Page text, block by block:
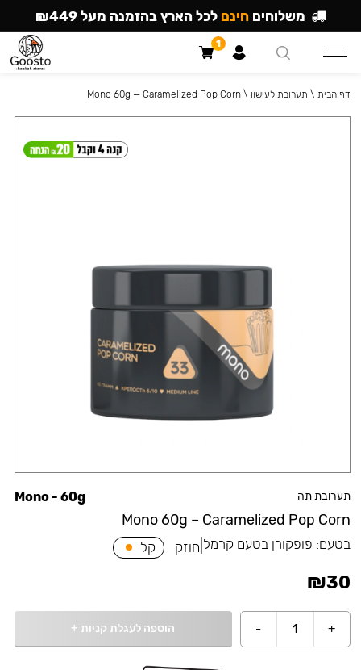
תערובת תה
Mono 60g – Caramelized Pop Corn
Mono - 60g
בטעם: פופקורן בטעם קרמל חוזק קל
₪30
+
1
- הוספה לעגלת קניות +
דף הבית \ תערובת לעישון \
Mono 60g — Caramelized Pop Corn
משלוחים חינם לכל הארץ בהזמנה מעל ₪449
1